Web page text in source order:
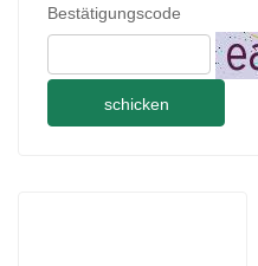
Bestätigungscode
schicken